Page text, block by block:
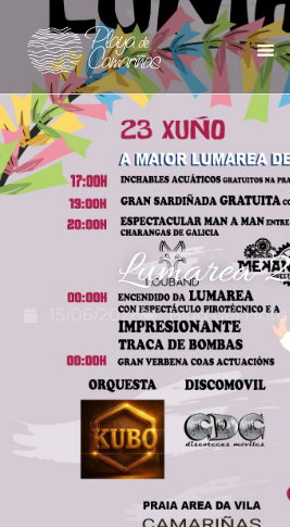
Lumarea
15/06/2026 Blog del